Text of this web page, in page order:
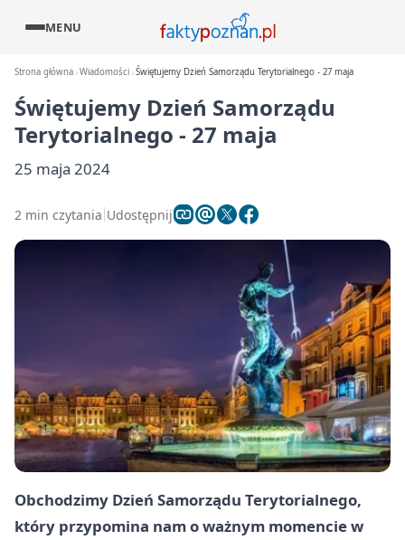
MENU
Strona główna Wiadomości Świętujemy Dzień Samorządu Terytorialnego - 27 maja
Świętujemy Dzień Samorządu
Terytorialnego - 27 maja
25 maja 2024
2 min czytania Udostępnij
Obchodzimy Dzień Samorządu Terytorialnego,
który przypomina nam o ważnym momencie w